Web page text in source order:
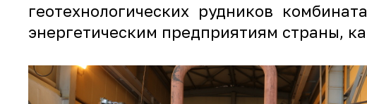
геотехнологических рудников
энергетическим предприятиям страны,